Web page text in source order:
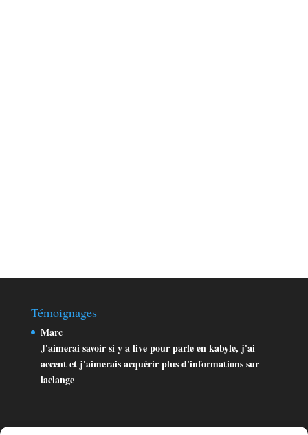
Témoignages
Marc
J'aimerai savoir si y a live pour parle en kabyle, j'ai
accent et j'aimerais acquérir plus d'informations sur
laclange
formidable travail!